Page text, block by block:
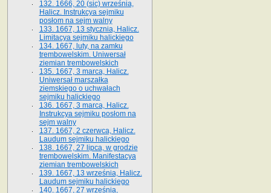
132. 1666, 20 (sic) września,
Halicz. Instrukcya sejmiku
posłom na sejm walny
133. 1667, 13 stycznia, Halicz.
Limitacya sejmiku halickiego
134. 1667, luty, na zamku
trembowelskim. Uniwersał
ziemian trembowelskich
135. 1667, 3 marca, Halicz.
Uniwersał marszałka
ziemskiego o uchwałach
sejmiku halickiego
136. 1667, 3 marca, Halicz.
Instrukcya sejmiku posłom na
sejm walny
137. 1667, 2 czerwca, Halicz.
Laudum sejmiku halickiego
138. 1667, 27 lipca, w grodzie
trembowelskim. Manifestacya
ziemian trembowelskich
139. 1667, 13 września, Halicz.
Laudum sejmiku halickiego
140. 1667, 27 września,